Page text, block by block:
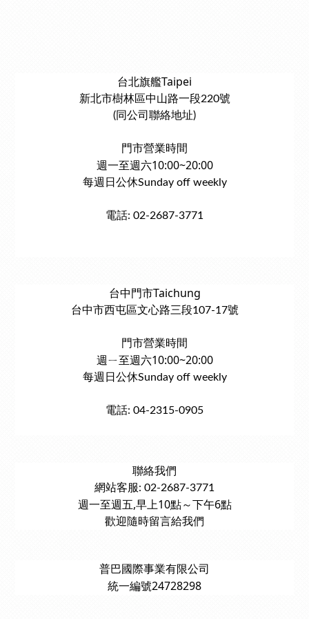
台北旗艦Taipei
新北市樹林區中山路一段220號
(同公司聯絡地址)
門市營業時間
週一至週六10:00~20:00
每週日公休Sunday off weekly
電話: 02-2687-3771
台中門市Taichung
台中市西屯區文心路三段107-17號
門市營業時間
週ㄧ至週六10:00~20:00
每週日公休Sunday off weekly
電話: 04-2315-0905
聯絡我們
網站客服: 02-2687-3771
週一至週五,早上10點～下午6點
歡迎隨時留言給我們
普巴國際事業有限公司
統一編號24728298